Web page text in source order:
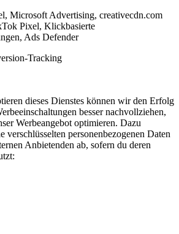
Microsoft Advertising, creativecdn.com
Pixel, Klickbasierte
Ads Defender
Tracking
dieses Dienstes können wir den Erfolg
besser nachvollziehen,
Werbeangebot optimieren. Dazu
verschlüsselten personenbezogenen Daten
Anbietenden ab, sofern du deren